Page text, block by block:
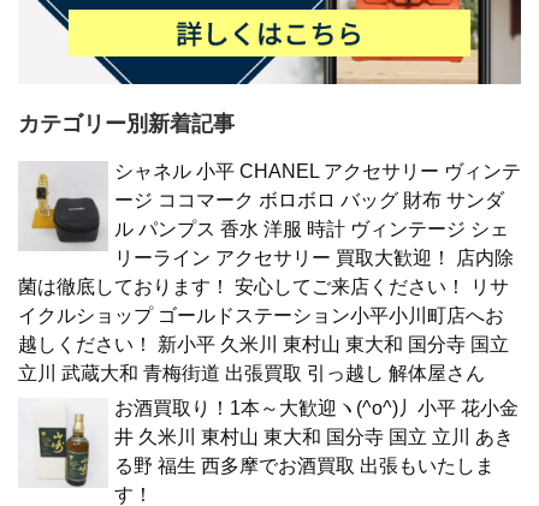
カテゴリー別新着記事
シャネル 小平 CHANEL アクセサリー ヴィンテ
ージ ココマーク ボロボロ バッグ 財布 サンダ
ル パンプス 香水 洋服 時計 ヴィンテージ シェ
リーライン アクセサリー 買取大歓迎！ 店内除
菌は徹底しております！ 安心してご来店ください！ リサ
イクルショップ ゴールドステーション小平小川町店へお
越しください！ 新小平 久米川 東村山 東大和 国分寺 国立
立川 武蔵大和 青梅街道 出張買取 引っ越し 解体屋さん
お酒買取り！1本～大歓迎ヽ(^o^)丿小平 花小金
井 久米川 東村山 東大和 国分寺 国立 立川 あき
る野 福生 西多摩でお酒買取 出張もいたしま
す！